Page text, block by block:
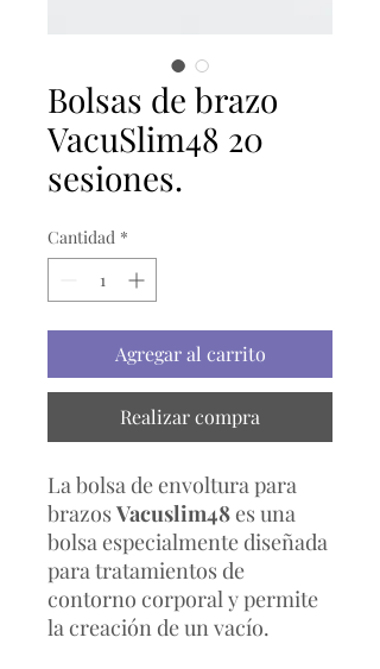
Bolsas de brazo
VacuSlim48 20
sesiones.
Cantidad *
Agregar al carrito
Realizar compra
La bolsa de envoltura para
brazosVacuslim48es una
bolsa especialmente diseñada
para tratamientos de
contorno corporal y permite
la creación de un vacío.